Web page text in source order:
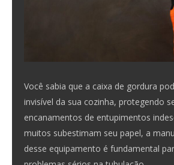
Você sabia que a caixa de gordura
invisível da sua cozinha, protegendo
encanamentos de entupimentos
muitos subestimam seu papel, a
desse equipamento é fundamental